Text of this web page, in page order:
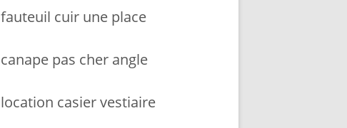
fauteuil cuir une place
canape pas cher angle
location casier vestiaire